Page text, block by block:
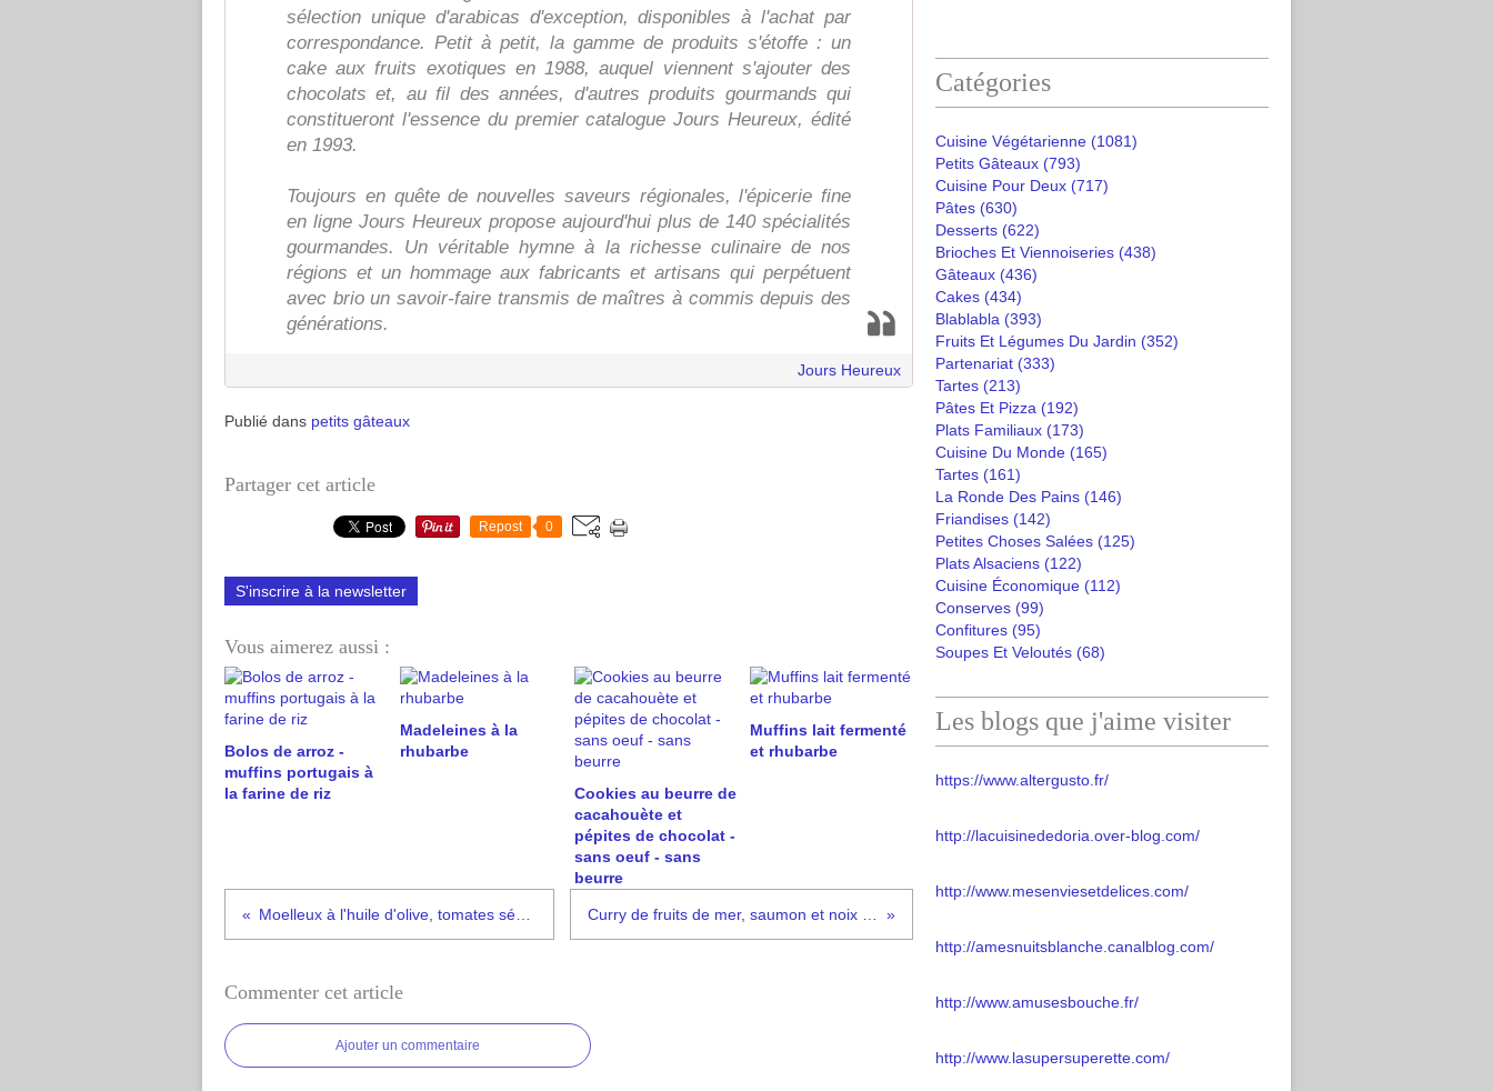
sélection unique d'arabicas d'exception, disponibles à l'achat par
correspondance. Petit à petit, la gamme de produits s'étoffe : un
cake aux fruits exotiques en 1988, auquel viennent s'ajouter des
chocolats et, au fil des années, d'autres produits gourmands qui
constitueront l'essence du premier catalogue Jours Heureux, édité
en 1993.
Toujours en quête de nouvelles saveurs régionales, l'épicerie fine
en ligne Jours Heureux propose aujourd'hui plus de 140 spécialités
gourmandes. Un véritable hymne à la richesse culinaire de nos
régions et un hommage aux fabricants et artisans qui perpétuent
avec brio un savoir-faire transmis de maîtres à commis depuis des
générations.
Jours Heureux
Publié dans petits gâteaux
Partager cet article
Repost 0
S'inscrire à la newsletter
Vous aimerez aussi :
Bolos de arroz -
muffins portugais à
la farine de riz
Madeleines à la
rhubarbe
Cookies au beurre de
cacahouète et
pépites de chocolat -
sans oeuf - sans
beurre
Muffins lait fermenté
et rhubarbe
Commenter cet article
Ajouter un commentaire
Catégories
Cuisine Végétarienne (1081)
Petits Gâteaux (793)
Cuisine Pour Deux (717)
Pâtes (630)
Desserts (622)
Brioches Et Viennoiseries (438)
Gâteaux (436)
Cakes (434)
Blablabla (393)
Fruits Et Légumes Du Jardin (352)
Partenariat (333)
Tartes (213)
Pâtes Et Pizza (192)
Plats Familiaux (173)
Cuisine Du Monde (165)
Tartes (161)
La Ronde Des Pains (146)
Friandises (142)
Petites Choses Salées (125)
Plats Alsaciens (122)
Cuisine Économique (112)
Conserves (99)
Confitures (95)
Soupes Et Veloutés (68)
Les blogs que j'aime visiter
https://www.altergusto.fr/
http://lacuisinededoria.over-blog.com/
http://www.mesenviesetdelices.com/
http://amesnuitsblanche.canalblog.com/
http://www.amusesbouche.fr/
http://www.lasupersuperette.com/